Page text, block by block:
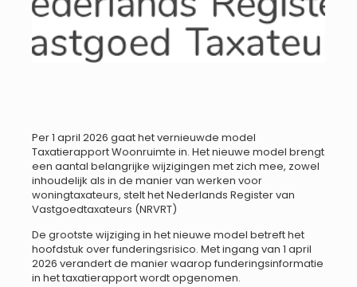
Per 1 april 2026 gaat het vernieuwde model
Taxatierapport Woonruimte in. Het nieuwe model brengt
een aantal belangrijke wijzigingen met zich mee, zowel
inhoudelijk als in de manier van werken voor
woningtaxateurs, stelt het Nederlands Register van
Vastgoedtaxateurs (NRVRT)
De grootste wijziging in het nieuwe model betreft het
hoofdstuk over funderingsrisico. Met ingang van 1 april
2026 verandert de manier waarop funderingsinformatie
in het taxatierapport wordt opgenomen.